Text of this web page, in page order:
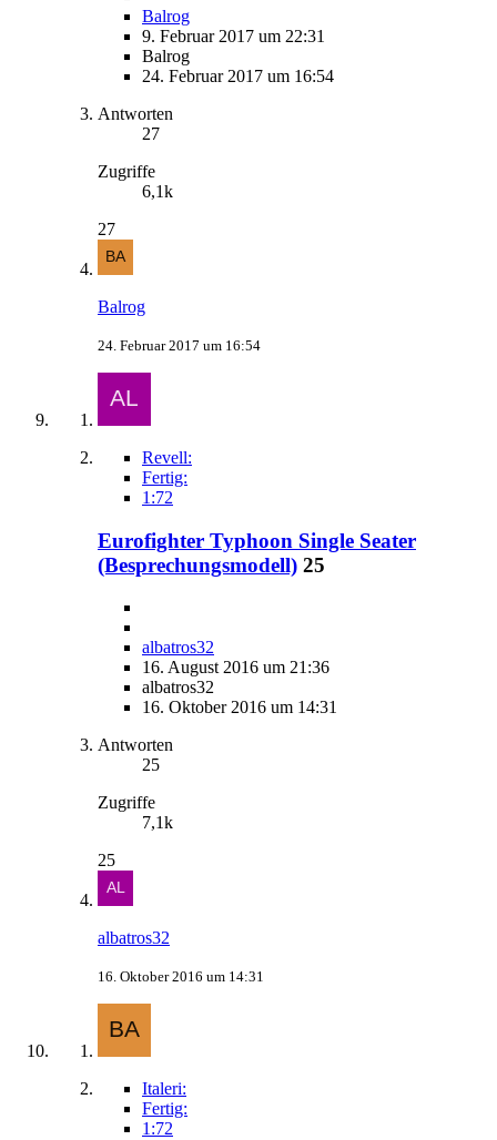
Balrog
9. Februar 2017 um 22:31
Balrog
24. Februar 2017 um 16:54
Antworten
27
Zugriffe
6,1k
27
Balrog
24. Februar 2017 um 16:54
Revell:
Fertig:
1:72
Eurofighter Typhoon Single Seater
(Besprechungsmodell) 25
albatros32
16. August 2016 um 21:36
albatros32
16. Oktober 2016 um 14:31
Antworten
25
Zugriffe
7,1k
25
albatros32
16. Oktober 2016 um 14:31
Italeri:
Fertig:
1:72